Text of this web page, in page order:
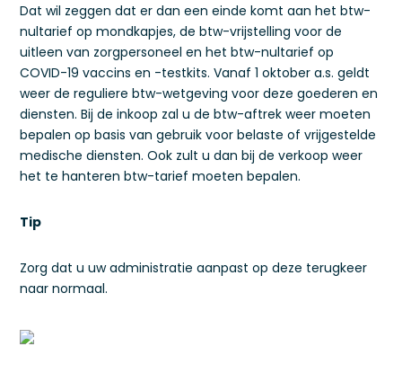
Dat wil zeggen dat er dan een einde komt aan het btw-
nultarief op mondkapjes, de btw-vrijstelling voor de
uitleen van zorgpersoneel en het btw-nultarief op
COVID-19 vaccins en -testkits. Vanaf 1 oktober a.s. geldt
weer de reguliere btw-wetgeving voor deze goederen en
diensten. Bij de inkoop zal u de btw-aftrek weer moeten
bepalen op basis van gebruik voor belaste of vrijgestelde
medische diensten. Ook zult u dan bij de verkoop weer
het te hanteren btw-tarief moeten bepalen.
Tip
Zorg dat u uw administratie aanpast op deze terugkeer
naar normaal.